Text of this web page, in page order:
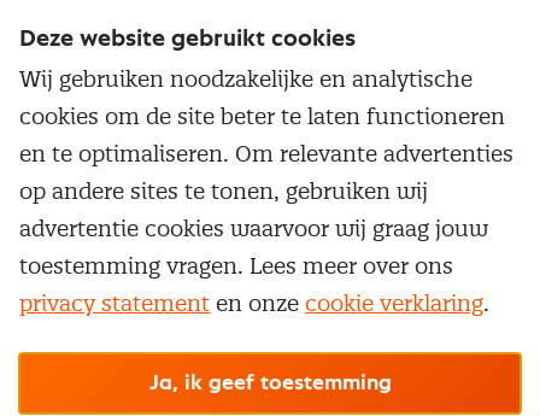
Service & contact
Over inkoop
Netwerk en communities
Aanmelden nieuwsbrief
Word lid van Nevi
Inkoop vacatures
Populaire thema's
Aanbesteden
Contractmanagement
Kostenmanagement
Onderhandelen
Supply management
Opleidingen en trainingen
Trainingen
Opleidingen
Maatwerk
Vrijstellingen
Cookievoorkeuren beherenOnzealgemene
© Nevi.nl
Deze website gebruikt cookies
Wij gebruiken noodzakelijke en analytische
cookies om de site beter te laten functioneren
en te optimaliseren. Om relevante advertenties
op andere sites te tonen, gebruiken wij
advertentie cookies waarvoor wij graag jouw
toestemming vragen. Lees meer over ons
privacy statement en onze cookie verklaring.
Ja, ik geef toestemming